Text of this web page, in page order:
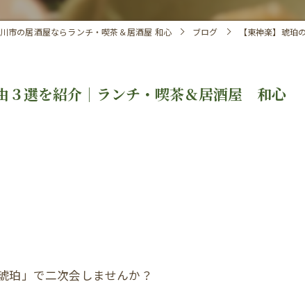
市の居酒屋ならランチ・喫茶＆居酒屋 和心 ブログ 【東神楽】琥
３選を紹介｜ランチ・喫茶＆居酒屋 和心
珀」で二次会しませんか？